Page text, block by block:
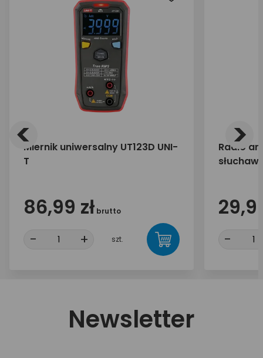
Miernik uniwersalny UT123D UNI-
T
86,99 zł brutto
- + szt.
Radio
-
< >
Newsletter